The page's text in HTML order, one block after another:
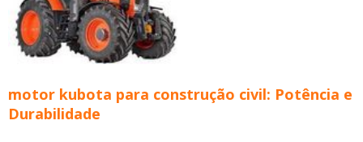
motor kubota para construção civil: Potência e
Durabilidade